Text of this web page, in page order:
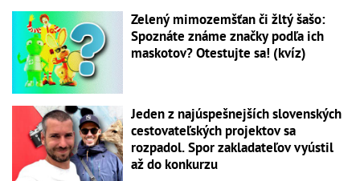
Zelený mimozemšťan či žltý šašo:
Spoznáte známe značky podľa ich
maskotov? Otestujte sa! (kvíz)
Jeden z najúspešnejších slovenských
cestovateľských projektov sa
rozpadol. Spor zakladateľov vyústil
až do konkurzu